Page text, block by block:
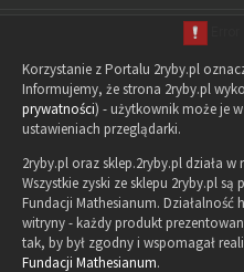
Korzystanie z Portalu 2ryby.pl
Informujemy, że strona 2ryby.pl
prywatności) - użytkownik może je
ustawieniach przeglądarki.
2ryby.pl oraz sklep.2ryby.pl działa
Wszystkie zyski ze sklepu 2ryby.pl
Fundacji Mathesianum. Działalność
witryny - każdy produkt
tak, by był zgodny i wspomagał
Fundacji Mathesianum.